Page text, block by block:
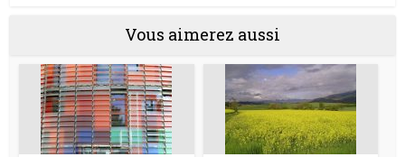
Vous aimerez aussi